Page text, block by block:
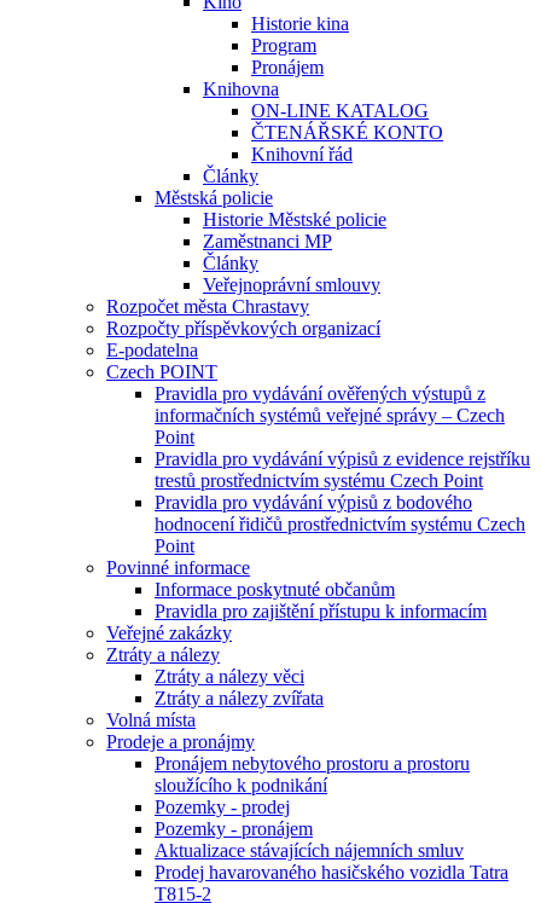
Historie kina
Program
Pronájem
Knihovna
ON-LINE KATALOG
ČTENÁŘSKÉ KONTO
Knihovní řád
Články
Městská policie
Historie Městské policie
Zaměstnanci MP
Články
Veřejnoprávní smlouvy
Rozpočet města Chrastavy
Rozpočty příspěvkových organizací
E-podatelna
Czech POINT
Pravidla pro vydávání ověřených výstupů z
informačních systémů veřejné správy – Czech
Point
Pravidla pro vydávání výpisů z evidence rejstříku
trestů prostřednictvím systému Czech Point
Pravidla pro vydávání výpisů z bodového
hodnocení řidičů prostřednictvím systému Czech
Point
Povinné informace
Informace poskytnuté občanům
Pravidla pro zajištění přístupu k informacím
Veřejné zakázky
Ztráty a nálezy
Ztráty a nálezy věci
Ztráty a nálezy zvířata
Volná místa
Prodeje a pronájmy
Pronájem nebytového prostoru a prostoru
sloužícího k podnikání
Pozemky - prodej
Pozemky - pronájem
Aktualizace stávajících nájemních smluv
Prodej havarovaného hasičského vozidla Tatra
T815-2